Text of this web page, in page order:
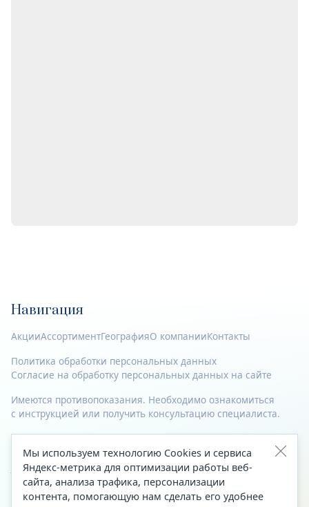
Навигация
АкцииАссортиментГеографияО компанииКонтакты
Политика обработки персональных данных
Согласие на обработку персональных данных на сайте
Имеются противопоказания. Необходимо ознакомиться
с инструкцией или получить консультацию специалиста.
© 2023—2026 Все права защищены.
Адрес
Архангельск, ул. Папанина, д. 19 (вход в здание со стороны
Мы используем технологию Cookies и сервиса
Яндекс-метрика для оптимизации работы веб-
сайта, анализа трафика, персонализации
контента, помогающую нам сделать его удобнее